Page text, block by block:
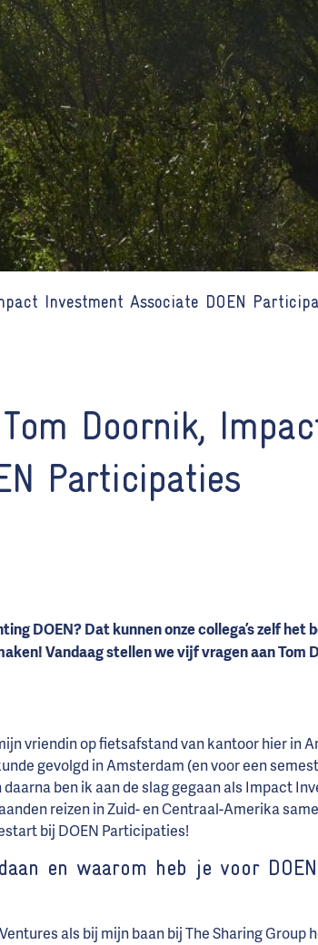
Investment Associate DOEN
Doornik,
Participaties
DOEN? Dat kunnen onze collega’s zelf het
Vandaag stellen we vijf vragen aan
vriendin op fietsafstand van kantoor hier in
gevolgd in Amsterdam (en voor een
ben ik aan de slag gegaan als Impact
reizen in Zuid- en Centraal-Amerika
bij DOEN Participaties!
en waarom heb je voor
als bij mijn baan bij The Sharing Group